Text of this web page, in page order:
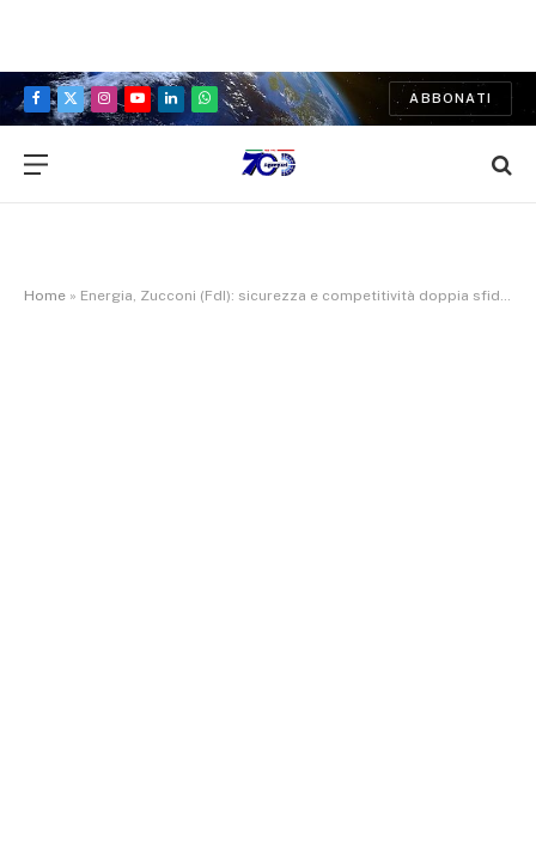
Facebook
X
Instagram
YouTubeLinkedInWhatsApp
ABBONATI
Home » Energia, Zucconi (FdI): sicurezza e competitività doppia sfida per l’Europa